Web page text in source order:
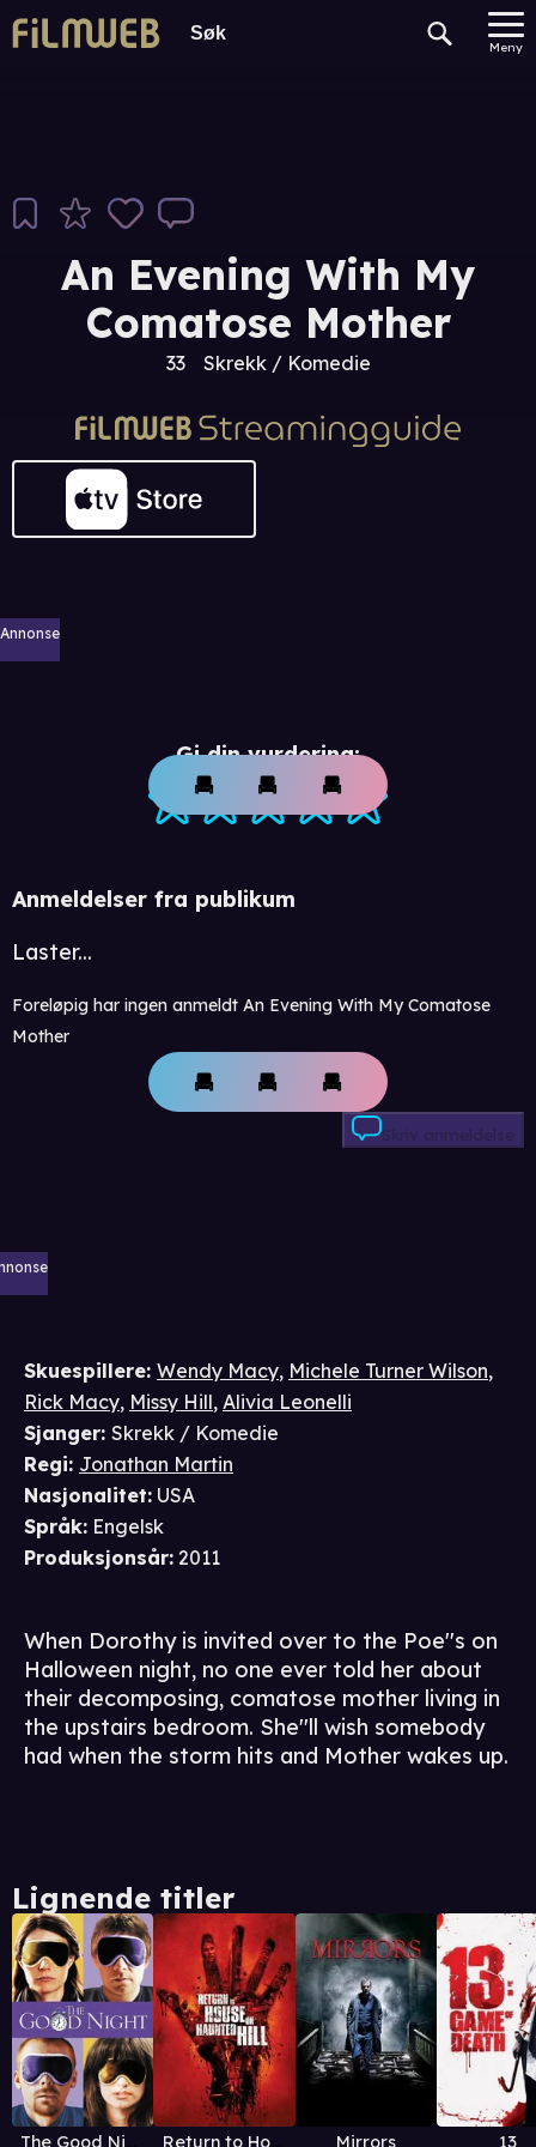
Meny
An Evening With My
Comatose Mother
33 Skrekk / Komedie
Annonse
Gi din vurdering:
Anmeldelser fra publikum
Laster...
Foreløpig har ingen anmeldt An Evening With My Comatose
Mother
Skriv anmeldelse
Skuespillere: Wendy Macy, Michele Turner Wilson,
Rick Macy, Missy Hill, Alivia Leonelli
Sjanger: Skrekk / Komedie
Regi: Jonathan Martin
Nasjonalitet: USA
Språk: Engelsk
Produksjonsår: 2011
When Dorothy is invited over to the Poe''s on
Halloween night, no one ever told her about
their decomposing, comatose mother living in
the upstairs bedroom. She''ll wish somebody
had when the storm hits and Mother wakes up.
Lignende titler
The Good Night Return to House On Haunted Hill Mirrors 13